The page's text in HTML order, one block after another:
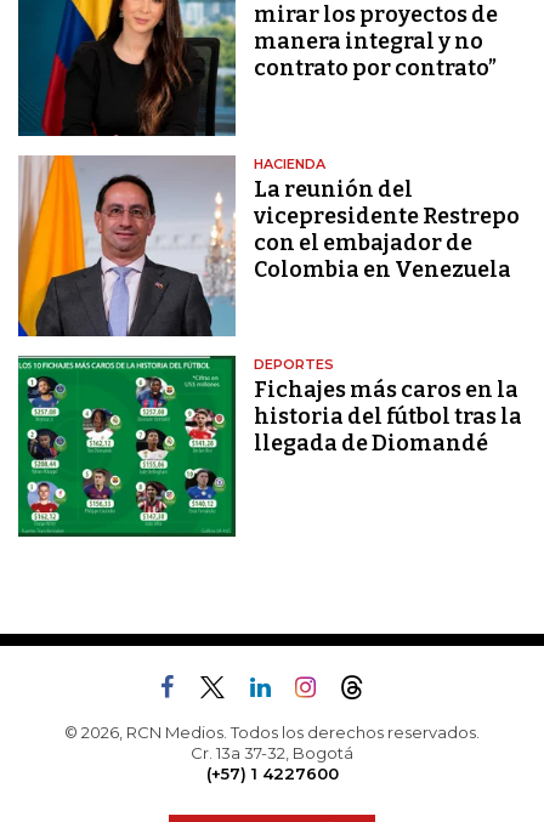
mirar los proyectos de
manera integral y no
contrato por contrato”
HACIENDA
La reunión del
vicepresidente Restrepo
con el embajador de
Colombia en Venezuela
DEPORTES
Fichajes más caros en la
historia del fútbol tras la
llegada de Diomandé
© 2026, RCN Medios. Todos los derechos reservados.
Cr. 13a 37-32, Bogotá
(+57) 1 4227600